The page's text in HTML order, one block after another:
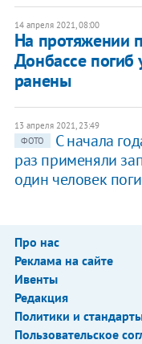
14 апреля 2021, 08:00
На протяжении
Донбассе погиб
ранены
13 апреля 2021, 23:49
ФОТО
С начала
раз применяли
один человек
Про нас
Реклама на сайте
Ивенты
Редакция
Политики и
Пользовательское